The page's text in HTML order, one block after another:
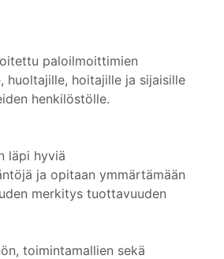
paloilmoittimien
huoltajille, hoitajille ja sijaisille
henkilöstölle.
läpi hyviä
ja opitaan ymmärtämään
merkitys tuottavuuden
toimintamallien sekä